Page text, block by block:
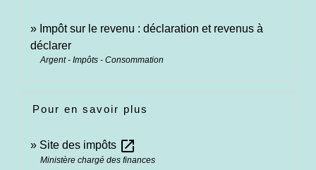
Impôt sur le revenu : déclaration et revenus à
déclarer
Argent - Impôts - Consommation
Pour en savoir plus
Site des impôts open_in_new
Ministère chargé des finances